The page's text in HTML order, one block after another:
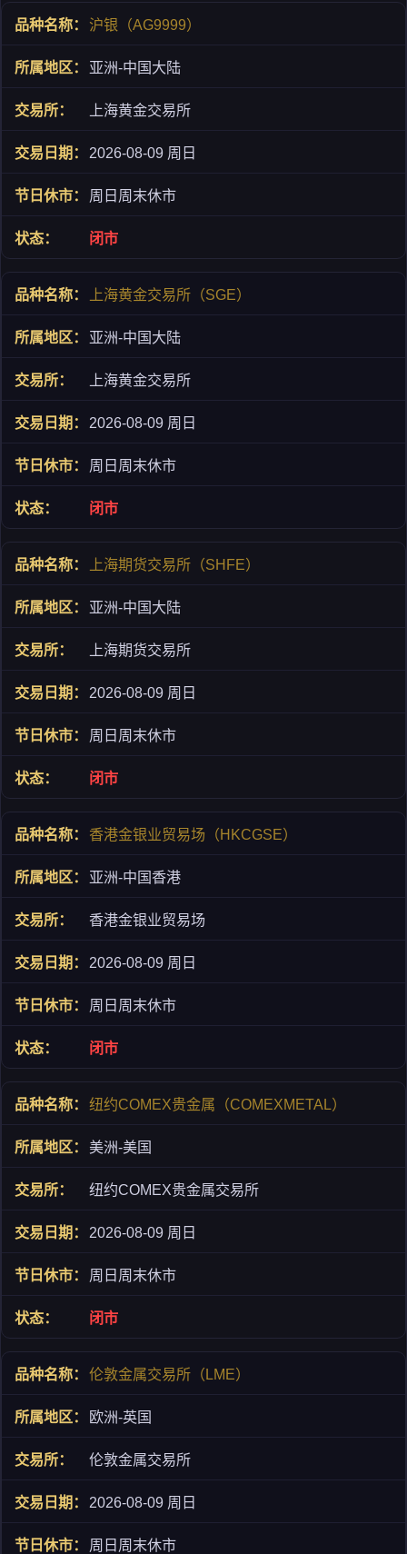
沪银（AG9999）
亚洲-中国大陆
上海黄金交易所
2026-08-09 周日
周日周末休市
闭市
上海黄金交易所（SGE）
亚洲-中国大陆
上海黄金交易所
2026-08-09 周日
周日周末休市
闭市
上海期货交易所（SHFE）
亚洲-中国大陆
上海期货交易所
2026-08-09 周日
周日周末休市
闭市
香港金银业贸易场（HKCGSE）
亚洲-中国香港
香港金银业贸易场
2026-08-09 周日
周日周末休市
闭市
纽约COMEX贵金属（COMEXMETAL）
美洲-美国
纽约COMEX贵金属交易所
2026-08-09 周日
周日周末休市
闭市
伦敦金属交易所（LME）
欧洲-英国
伦敦金属交易所
2026-08-09 周日
周日周末休市